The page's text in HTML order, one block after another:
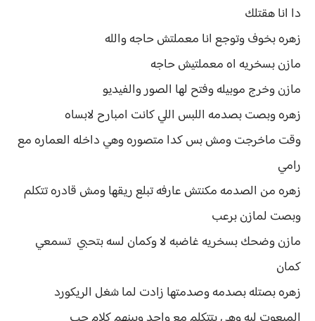
دا انا هقتلك
زهره بخوف وتوجع انا معملتش حاجه والله
مازن بسخريه اه معملتيش حاجه
مازن وخرج موبيله وفتح لها الصور والفيديو
زهره وبصت بصدمه اللبس اللي كانت امبارح لابساه
وقت ماخرجت ومش بس كدا متصوره وهي داخله العماره مع
رامي
زهره من الصدمه مكنتش عارفه تبلع ريقها ومش قادره تتكلم
وبصت لمازن برعب
مازن وضحك بسخريه غاضبه لا وكمان لسه بتحبي تسمعي
كمان
زهره بصتله بصدمه وصدمتها زادت لما شغل الريكورد